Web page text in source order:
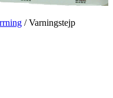
/ Varningstejp